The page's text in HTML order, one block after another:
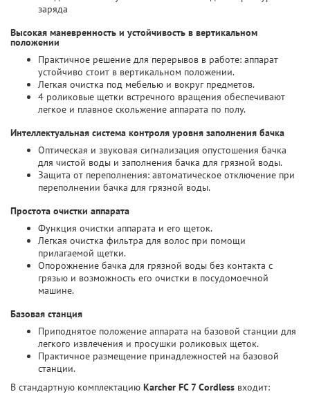
заряда
Высокая маневренность и устойчивость в вертикальном
положении
Практичное решение для перерывов в работе: аппарат
устойчиво стоит в вертикальном положении.
Легкая очистка под мебелью и вокруг предметов.
4 роликовые щетки встречного вращения обеспечивают
легкое и плавное скольжение аппарата по полу.
Интеллектуальная система контроля уровня заполнения бачка
Оптическая и звуковая сигнализация опустошения бачка
для чистой воды и заполнения бачка для грязной воды.
Защита от переполнения: автоматическое отключение при
переполнении бачка для грязной воды.
Простота очистки аппарата
Функция очистки аппарата и его щеток.
Легкая очистка фильтра для волос при помощи
прилагаемой щетки.
Опорожнение бачка для грязной воды без контакта с
грязью и возможность его очистки в посудомоечной
машине.
Базовая станция
Приподнятое положение аппарата на базовой станции для
легкого извлечения и просушки роликовых щеток.
Практичное размещение принадлежностей на базовой
станции.
В стандартную комплектацию Karcher FC 7 Cordless входит: